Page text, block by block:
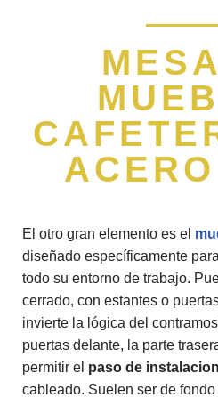
El otro gran elemento es el
diseñado específicamente
todo su entorno de trabajo.
cerrado, con estantes o
invierte la lógica del
puertas delante, la parte
permitir el paso de
cableado. Suelen ser de fondo